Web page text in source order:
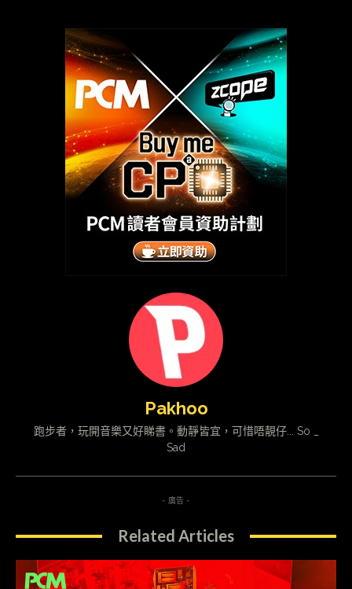
Pakhoo
跑步者，玩開音樂又好睇書。動靜皆宜，可惜唔靚仔... So _
Sad
- 廣告 -
Related Articles